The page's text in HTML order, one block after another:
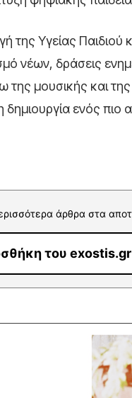
Υγείας Παιδιού
νέων, δράσεις
μουσικής και
δημιουργία ενός
άρθρα στα
του